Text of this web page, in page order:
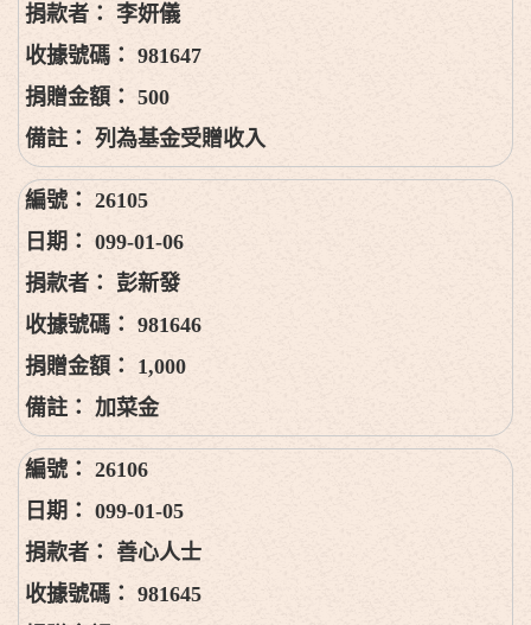
李妍儀
981647
500
列為基金受贈收入
26105
099-01-06
彭新發
981646
1,000
加菜金
26106
099-01-05
善心人士
981645